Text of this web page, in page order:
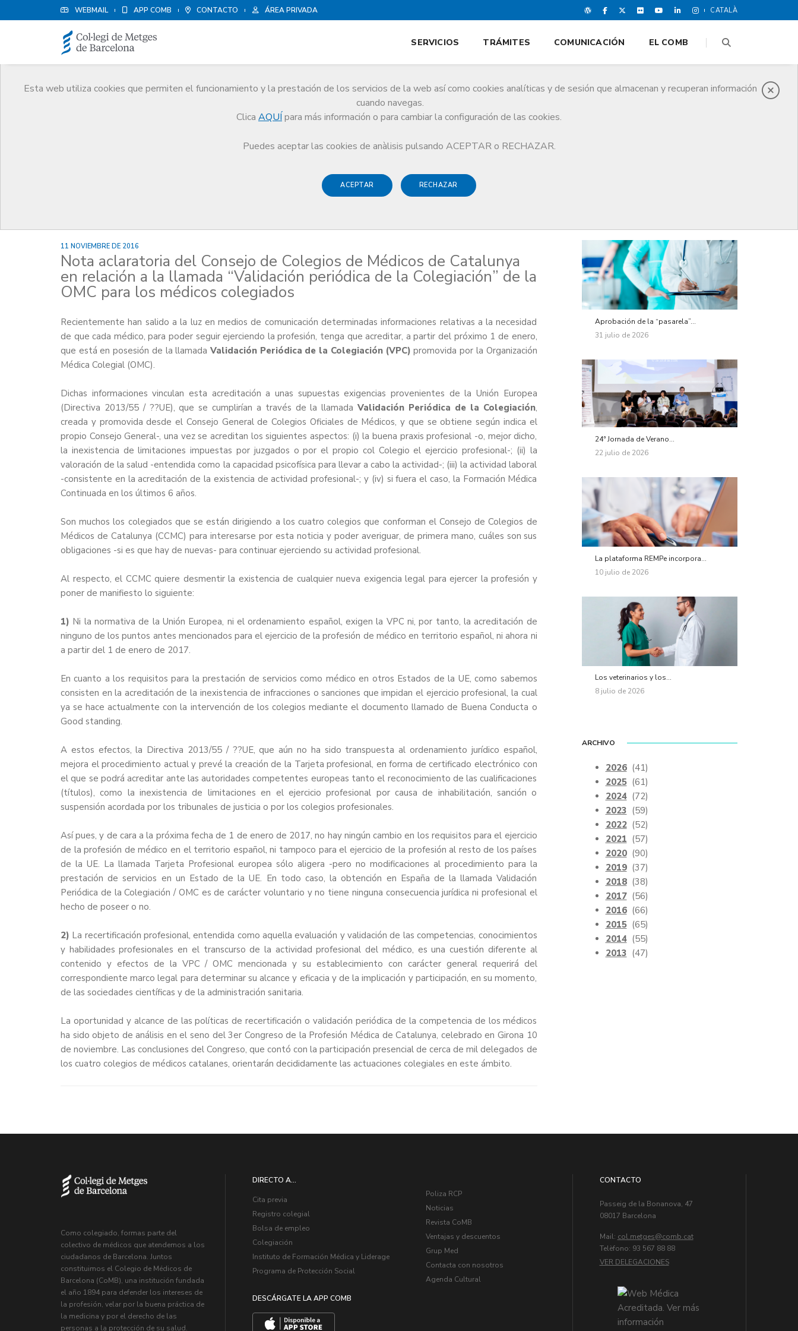
WEBMAIL APP COMB CONTACTO ÁREA PRIVADA CATALÀ
Esta web utiliza cookies que permiten el funcionamiento y la prestación de los servicios de la web así como cookies analíticas y de sesión que almacenan y recuperan información
cuando navegas.
Clica AQUÍ para más información o para cambiar la configuración de las cookies.
Puedes aceptar las cookies de anàlisis pulsando ACEPTAR o RECHAZAR.
ACEPTAR RECHAZAR
SERVICIOS TRÁMITES COMUNICACIÓN EL COMB
11 NOVIEMBRE DE 2016
Nota aclaratoria del Consejo de Colegios de Médicos de Catalunya
en relación a la llamada “Validación periódica de la Colegiación” de la
OMC para los médicos colegiados
Recientemente han salido a la luz en medios de comunicación determinadas informaciones relativas a la necesidad
de que cada médico, para poder seguir ejerciendo la profesión, tenga que acreditar, a partir del próximo 1 de enero,
que está en posesión de la llamada Validación Periódica de la Colegiación (VPC) promovida por la Organización
Médica Colegial (OMC).
Dichas informaciones vinculan esta acreditación a unas supuestas exigencias provenientes de la Unión Europea
(Directiva 2013/55 / ??UE), que se cumplirían a través de la llamadaValidación Periódica de la Colegiación,
creada y promovida desde el Consejo General de Colegios Oficiales de Médicos, y que se obtiene según indica el
propio Consejo General-, una vez se acreditan los siguientes aspectos: (i) la buena praxis profesional -o, mejor dicho,
la inexistencia de limitaciones impuestas por juzgados o por el propio col Colegio el ejercicio profesional-; (ii) la
valoración de la salud -entendida como la capacidad psicofísica para llevar a cabo la actividad-; (iii) la actividad laboral
-consistente en la acreditación de la existencia de actividad profesional-; y (iv) si fuera el caso, la Formación Médica
Continuada en los últimos 6 años.
Son muchos los colegiados que se están dirigiendo a los cuatro colegios que conforman el Consejo de Colegios de
Médicos de Catalunya (CCMC) para interesarse por esta noticia y poder averiguar, de primera mano, cuáles son sus
obligaciones -si es que hay de nuevas- para continuar ejerciendo su actividad profesional.
Al respecto, el CCMC quiere desmentir la existencia de cualquier nueva exigencia legal para ejercer la profesión y
poner de manifiesto lo siguiente:
1) Ni la normativa de la Unión Europea, ni el ordenamiento español, exigen la VPC ni, por tanto, la acreditación de
ninguno de los puntos antes mencionados para el ejercicio de la profesión de médico en territorio español, ni ahora ni
a partir del 1 de enero de 2017.
En cuanto a los requisitos para la prestación de servicios como médico en otros Estados de la UE, como sabemos
consisten en la acreditación de la inexistencia de infracciones o sanciones que impidan el ejercicio profesional, la cual
ya se hace actualmente con la intervención de los colegios mediante el documento llamado de Buena Conducta o
Good standing.
A estos efectos, la Directiva 2013/55 / ??UE, que aún no ha sido transpuesta al ordenamiento jurídico español,
mejora el procedimiento actual y prevé la creación de la Tarjeta profesional, en forma de certificado electrónico con
el que se podrá acreditar ante las autoridades competentes europeas tanto el reconocimiento de las cualificaciones
(títulos), como la inexistencia de limitaciones en el ejercicio profesional por causa de inhabilitación, sanción o
suspensión acordada por los tribunales de justicia o por los colegios profesionales.
Así pues, y de cara a la próxima fecha de 1 de enero de 2017, no hay ningún cambio en los requisitos para el ejercicio
de la profesión de médico en el territorio español, ni tampoco para el ejercicio de la profesión al resto de los países
de la UE. La llamada Tarjeta Profesional europea sólo aligera -pero no modificaciones al procedimiento para la
prestación de servicios en un Estado de la UE. En todo caso, la obtención en España de la llamada Validación
Periódica de la Colegiación / OMC es de carácter voluntario y no tiene ninguna consecuencia jurídica ni profesional el
hecho de poseer o no.
2) La recertificación profesional, entendida como aquella evaluación y validación de las competencias, conocimientos
y habilidades profesionales en el transcurso de la actividad profesional del médico, es una cuestión diferente al
contenido y efectos de la VPC / OMC mencionada y su establecimiento con carácter general requerirá del
correspondiente marco legal para determinar su alcance y eficacia y de la implicación y participación, en su momento,
de las sociedades científicas y de la administración sanitaria.
La oportunidad y alcance de las políticas de recertificación o validación periódica de la competencia de los médicos
ha sido objeto de análisis en el seno del3er Congreso de la Profesión Médica de Catalunya, celebrado en Girona 10
de noviembre. Las conclusiones del Congreso, que contó con la participación presencial de cerca de mil delegados de
los cuatro colegios de médicos catalanes, orientarán decididamente las actuaciones colegiales en este ámbito.
Aprobación de la “pasarela”...
31 julio de 2026
24ª Jornada de Verano...
22 julio de 2026
La plataforma REMPe incorpora...
10 julio de 2026
Los veterinarios y los...
8 julio de 2026
ARCHIVO
2026 (41)
2025 (61)
2024 (72)
2023 (59)
2022 (52)
2021 (57)
2020 (90)
2019 (37)
2018 (38)
2017 (56)
2016 (66)
2015 (65)
2014 (55)
2013 (47)
Como colegiado, formas parte del
colectivo de médicos que atendemos a los
ciudadanos de Barcelona. Juntos
constituimos el Colegio de Médicos de
Barcelona (CoMB), una institución fundada
el año 1894 para defender los intereses de
la profesión, velar por la buena práctica de
la medicina y por el derecho de las
personas a la protección de su salud.
DIRECTO A...
Cita previa
Registro colegial
Bolsa de empleo
Colegiación
Instituto de Formación Médica y Liderage
Programa de Protección Social
DESCÁRGATE LA APP COMB
Poliza RCP
Noticias
Revista CoMB
Ventajas y descuentos
Grup Med
Contacta con nosotros
Agenda Cultural
CONTACTO
Passeig de la Bonanova, 47
08017 Barcelona
Mail: col.metges
Telèfono: 93 567 88 88
VER DELEGACIONES